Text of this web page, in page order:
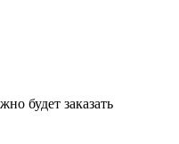
будет заказать